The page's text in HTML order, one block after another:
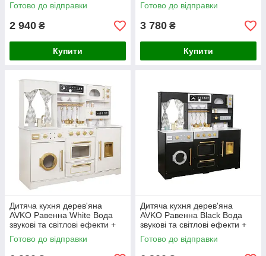
Готово до відправки
2 940 ₴
Купити
Готово до відправки
3 780 ₴
Купити
Дитяча кухня дерев'яна
AVKO Равенна White Вода
звукові та світлові ефекти +
аксесуари
Готово до відправки
Дитяча кухня дерев'яна
AVKO Равенна Black Вода
звукові та світлові ефекти +
аксесуари
Готово до відправки